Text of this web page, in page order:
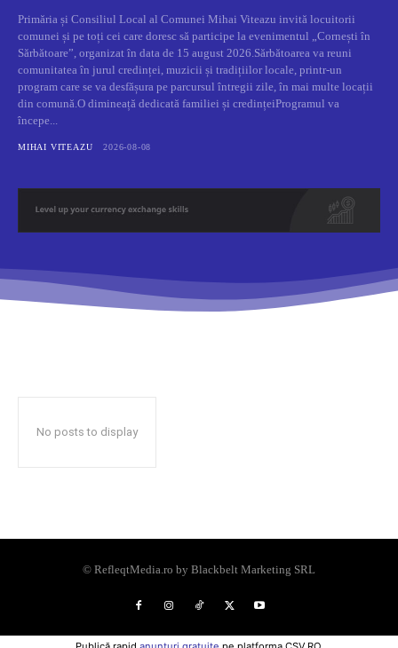
Primăria și Consiliul Local al Comunei Mihai Viteazu invită locuitorii
comunei și pe toți cei care doresc să participe la evenimentul „Cornești în
Sărbătoare”, organizat în data de 15 august 2026.Sărbătoarea va reuni
comunitatea în jurul credinței, muzicii și tradițiilor locale, printr-un
program care se va desfășura pe parcursul întregii zile, în mai multe locații
din comună.O dimineață dedicată familiei și credințeiProgramul va
începe...
MIHAI VITEAZU 2026-08-08
No posts to display
© RefleqtMedia.ro by Blackbelt Marketing SRL